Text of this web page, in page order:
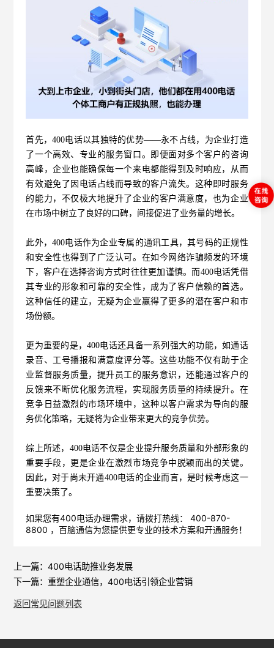
首先，400电话以其独特的优势——永不占线，为企业打造
了一个高效、专业的服务窗口。即便面对多个客户的咨询
高峰，企业也能确保每一个来电都能得到及时响应，从而
有效避免了因电话占线而导致的客户流失。这种即时服务
的能力，不仅极大地提升了企业的客户满意度，也为企业
在市场中树立了良好的口碑，间接促进了业务量的增长。
此外，400电话作为企业专属的通讯工具，其号码的正规性
和安全性也得到了广泛认可。在如今网络诈骗频发的环境
下，客户在选择咨询方式时往往更加谨慎。而400电话凭借
其专业的形象和可靠的安全性，成为了客户信赖的首选。
这种信任的建立，无疑为企业赢得了更多的潜在客户和市
场份额。
更为重要的是，400电话还具备一系列强大的功能，如通话
录音、工号播报和满意度评分等。这些功能不仅有助于企
业监督服务质量，提升员工的服务意识，还能通过客户的
反馈来不断优化服务流程，实现服务质量的持续提升。在
竞争日益激烈的市场环境中，这种以客户需求为导向的服
务优化策略，无疑将为企业带来更大的竞争优势。
综上所述，400电话不仅是企业提升服务质量和外部形象的
重要手段，更是企业在激烈市场竞争中脱颖而出的关键。
因此，对于尚未开通400电话的企业而言，是时候考虑这一
重要决策了。
如果您有400电话办理需求，请拨打热线： 400-870-
8800 ，百脑通信为您提供更专业的技术方案和开通服务！
上一篇： 400电话助推业务发展
下一篇： 重塑企业通信，400电话引领企业营销
返回常见问题列表